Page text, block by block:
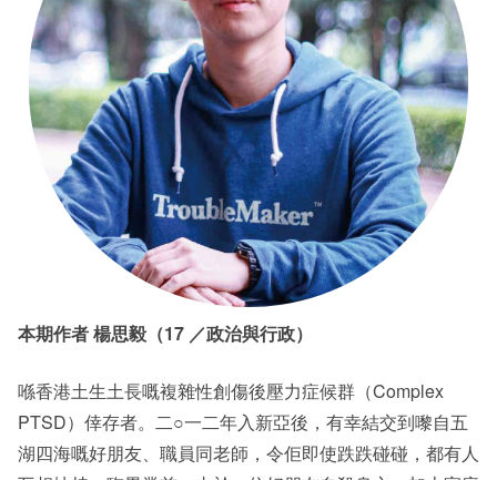
本期作者 楊思毅（17 ／政治與行政）
喺香港土生土長嘅複雜性創傷後壓力症候群（Complex
PTSD）倖存者。二○一二年入新亞後，有幸結交到嚟自五
湖四海嘅好朋友、職員同老師，令佢即使跌跌碰碰，都有人